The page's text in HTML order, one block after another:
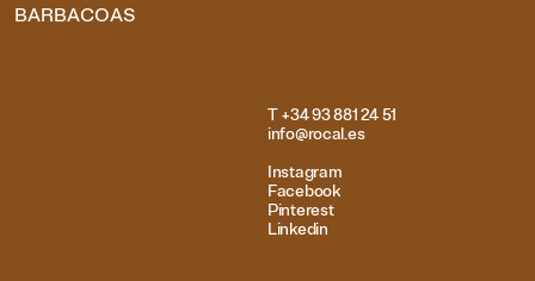
BARBACOAS
T +34 93 881 24 51
info@rocal.es
Instagram
Facebook
Pinterest
Linkedin